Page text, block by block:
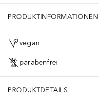
PRODUKTINFORMATIONEN
vegan
parabenfrei
PRODUKTDETAILS